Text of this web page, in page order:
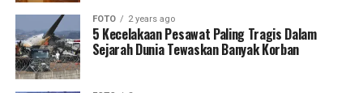
FOTO 2 years ago
5 Kecelakaan Pesawat Paling Tragis Dalam
Sejarah Dunia Tewaskan Banyak Korban